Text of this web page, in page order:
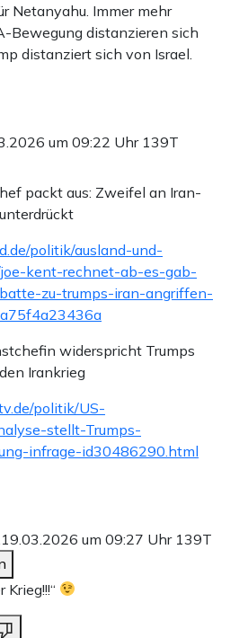
Netanyahu. Immer mehr
Bewegung distanzieren sich
distanziert sich von Israel.
um 09:22 Uhr 139T
packt aus: Zweifel an Iran-
politik/ausland-und-
kent-rechnet-ab-es-gab-
zu-trumps-iran-angriffen-
widerspricht Trumps
Irankrieg
politik/US-
stellt-Trumps-
infrage-id30486290.html
19.03.2026 um 09:27 Uhr 139T
Krieg!!!“